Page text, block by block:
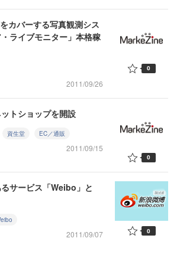
カバーする写真観測シス
ライブモニター」本格稼
2011/09/26
0
トショップを開設
資生堂 EC／通販
2011/09/15
0
サービス「Weibo」と
2011/09/07 0